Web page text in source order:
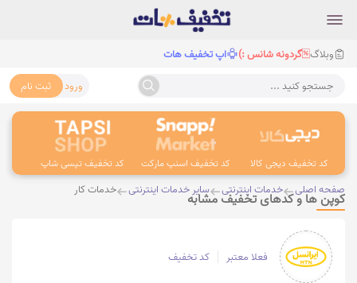
وبلاگ گردونه شانس :) اپ تخفیف هات
جستجو کنید ... ورود ثبت نام
کد تخفیف دیجی کالا کد تخفیف اسنپ مارکت کد تخفیف تپسی شاپ
صفحه اصلی خدمات اینترنتی سایر خدمات اینترنتی خدمات کار
کوپن ها و کدهای تخفیف مشابه
فعلا معتبر کد تخفیف